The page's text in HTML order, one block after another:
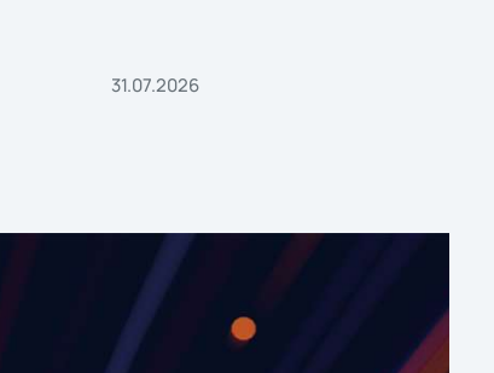
31.07.2026